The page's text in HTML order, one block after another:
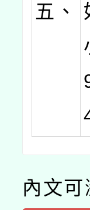
五、
內文可